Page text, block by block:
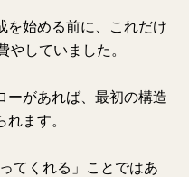
を始める前に、これだけ
していました。
ーがあれば、最初の構造
ます。
てくれる」ことではあ